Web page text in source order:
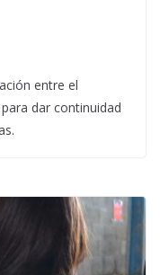
entre el
dar continuidad